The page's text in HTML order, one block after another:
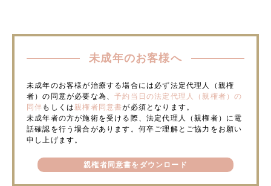
未成年のお客様へ
未成年のお客様が治療する場合には必ず法定代理人（親権
者）の同意が必要な為、予約当日の法定代理人（親権者）の
同伴 もしくは 親権者同意書が必須となります。
未成年者の方が施術を受ける際、法定代理人（親権者）に電
話確認を行う場合があります。何卒ご理解とご協力をお願い
申し上げます。
親権者同意書をダウンロード